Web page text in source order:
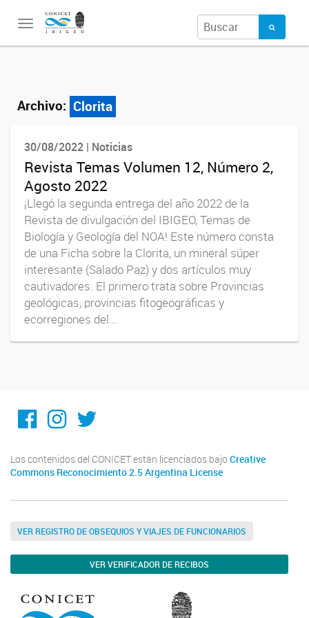
Toggle
Archivo: Clorita
30/08/2022 | Noticias
Revista Temas Volumen 12, Número 2,
Agosto 2022
¡Llegó la segunda entrega del año 2022 de la
Revista de divulgación del IBIGEO, Temas de
Biología y Geología del NOA! Este número consta
de una Ficha sobre la Clorita, un mineral súper
interesante (Salado Paz) y dos artículos muy
cautivadores. El primero trata sobre Provincias
geológicas, provincias fitogeográficas y
ecorregiones del...
Facebook
Instagram
Twitter
Los contenidos del CONICET están licenciados bajo Creative
Commons Reconocimiento 2.5 Argentina License
VER REGISTRO DE OBSEQUIOS Y VIAJES DE FUNCIONARIOS
VER VERIFICADOR DE RECIBOS